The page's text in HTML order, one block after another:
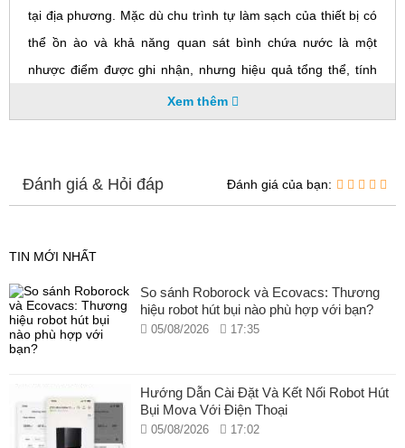
tại địa phương. Mặc dù chu trình tự làm sạch của thiết bị có
thể ồn ào và khả năng quan sát bình chứa nước là một
nhược điểm được ghi nhận, nhưng hiệu quả tổng thể, tính
dễ sử dụng và các tính năng bảo trì tiên tiến của nó khiến
đây trở thành một lựa chọn tuyệt vời cho người tiêu dùng ưu
Xem thêm
Đánh giá & Hỏi đáp Đánh giá của bạn:
TIN MỚI NHẤT
So sánh Roborock và Ecovacs: Thương
hiệu robot hút bụi nào phù hợp với bạn?
05/08/2026 17:35
Hướng Dẫn Cài Đặt Và Kết Nối Robot Hút
Bụi Mova Với Điện Thoại
05/08/2026 17:02